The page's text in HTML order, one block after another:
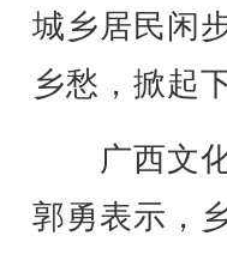
城乡居民闲
乡愁，掀起
广西文化
郭勇表示，